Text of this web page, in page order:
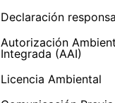
Declaración
Autorización
Integrada (AAI)
Licencia Ambiental